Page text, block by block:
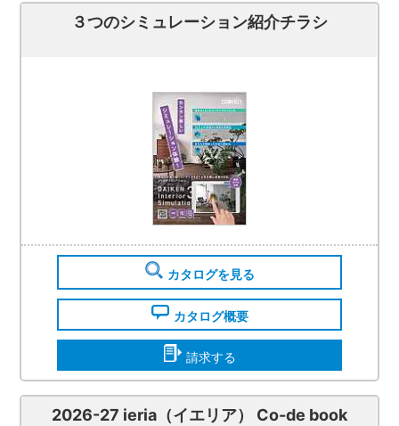
３つのシミュレーション紹介チラシ
カタログを見る
カタログ概要
請求する
2026-27 ieria（イエリア） Co-de book